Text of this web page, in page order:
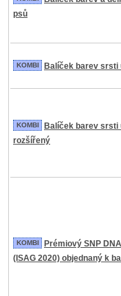
psů
KOMBI Balíček barev srsti
KOMBI
Balíček barev srsti
rozšířený
KOMBI
Prémiový SNP
(ISAG 2020) objednaný k